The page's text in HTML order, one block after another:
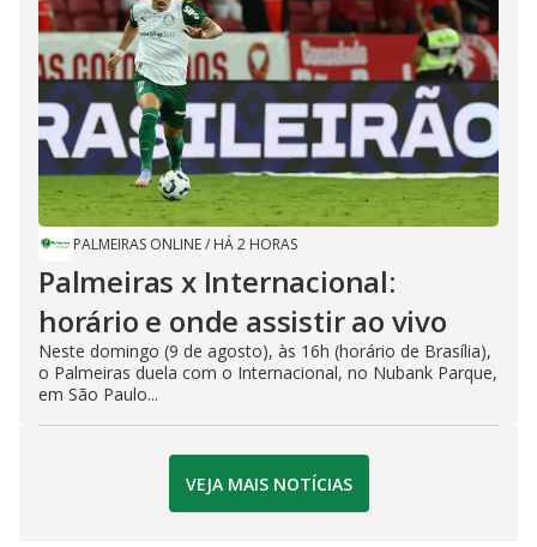
PALMEIRAS ONLINE/ HÁ 2 HORAS
Palmeiras x Internacional:
horário e onde assistir ao vivo
Neste domingo (9 de agosto), às 16h (horário de Brasília),
o Palmeiras duela com o Internacional, no Nubank Parque,
em São Paulo...
VEJA MAIS NOTÍCIAS